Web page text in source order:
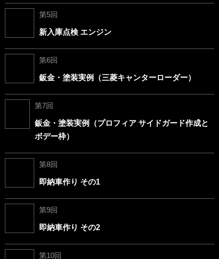
第5回
新入庫点検 エンジン
第6回
鈑金・塗装実例（三菱キャンターローダー）
第7回
鈑金・塗装実例（プロフィア サイドガード作成と
ボデー枠）
第8回
即納車作り その1
第9回
即納車作り その2
第10回